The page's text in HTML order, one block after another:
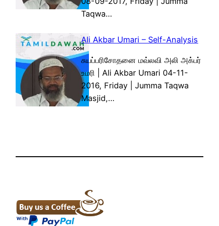
Taqwa…
Ali Akbar Umari – Self-Analysis
சுயப்பரிசோதனை மவ்லவி அலி அக்பர்
உமரி | Ali Akbar Umari 04-11-
2016, Friday | Jumma Taqwa
Masjid,…